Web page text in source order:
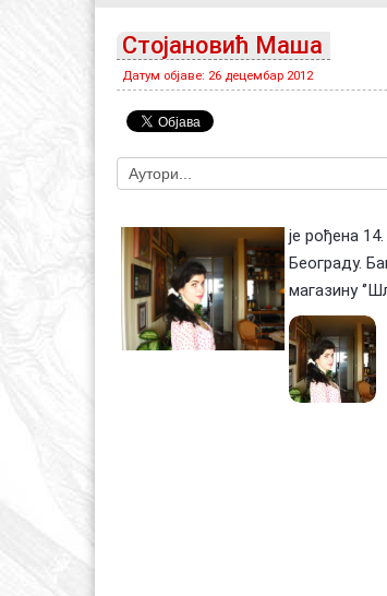
Стојановић Маша
Датум објаве: 26 децембар 2012
је рођена
Београду.
магазину